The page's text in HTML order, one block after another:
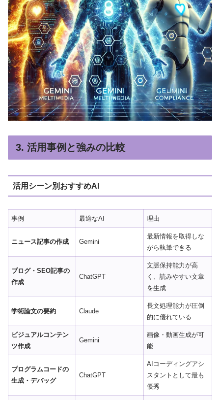
3. 活用事例と強みの比較
活用シーン別おすすめAI
事例 最適なAI 理由
ニュース記事の作成 Gemini
最新情報を取得しな
がら執筆できる
ブログ・SEO記事の
作成
ChatGPT
文脈保持能力が高
く、読みやすい文章
を生成
学術論文の要約 Claude
長文処理能力が圧倒
的に優れている
ビジュアルコンテン
ツ作成
Gemini
画像・動画生成が可
能
プログラムコードの
生成・デバッグ
ChatGPT
AIコーディングアシ
スタントとして最も
優秀